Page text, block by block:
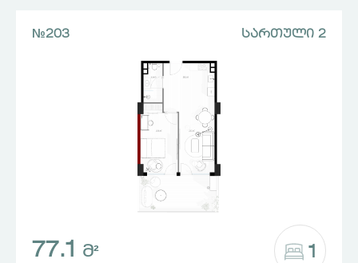
№203 ᲡᲐᲠᲗᲣᲚᲘ 2
77.1 Მ² 1